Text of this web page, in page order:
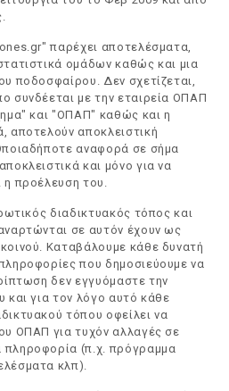
παρέχει αποτελέσματα,
ομάδων καθώς και μια
ποδοσφαίρου. Δεν σχετίζεται,
συνδέεται με την εταιρεία ΟΠΑΠ
και "ΟΠΑΠ" καθώς και η
αποτελούν αποκλειστική
αναφορά σε σήμα
και μόνο για να
η προέλευση του.
διαδικτυακός τόπος και
σε αυτόν έχουν ως
Καταβάλουμε κάθε δυνατή
που δημοσιεύουμε να
δεν εγγυόμαστε την
και για τον λόγο αυτό κάθε
τόπου οφείλει να
ΟΠΑΠ για τυχόν αλλαγές σε
πληροφορία (π.χ. πρόγραμμα
κλπ).